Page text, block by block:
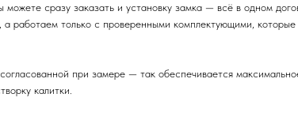
можете сразу заказать и установку замка — всё в одном
работаем только с проверенными комплектующими, которые
при замере — так обеспечивается
калитки.